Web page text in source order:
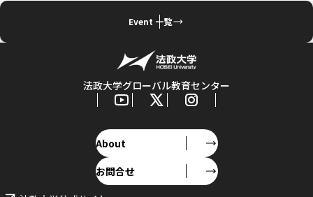
Event 一覧
法政大学グローバル教育センター
About
お問合せ